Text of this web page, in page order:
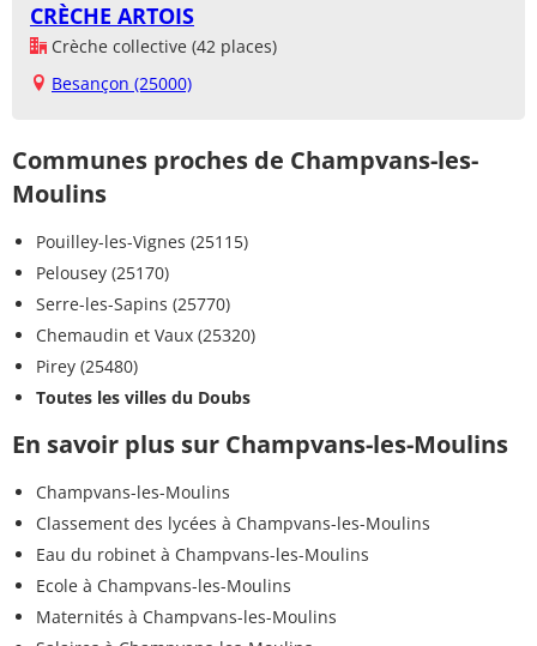
CRÈCHE ARTOIS
Crèche collective (42 places)
Besançon (25000)
Communes proches de Champvans-les-
Moulins
Pouilley-les-Vignes (25115)
Pelousey (25170)
Serre-les-Sapins (25770)
Chemaudin et Vaux (25320)
Pirey (25480)
Toutes les villes du Doubs
En savoir plus sur Champvans-les-Moulins
Champvans-les-Moulins
Classement des lycées à Champvans-les-Moulins
Eau du robinet à Champvans-les-Moulins
Ecole à Champvans-les-Moulins
Maternités à Champvans-les-Moulins